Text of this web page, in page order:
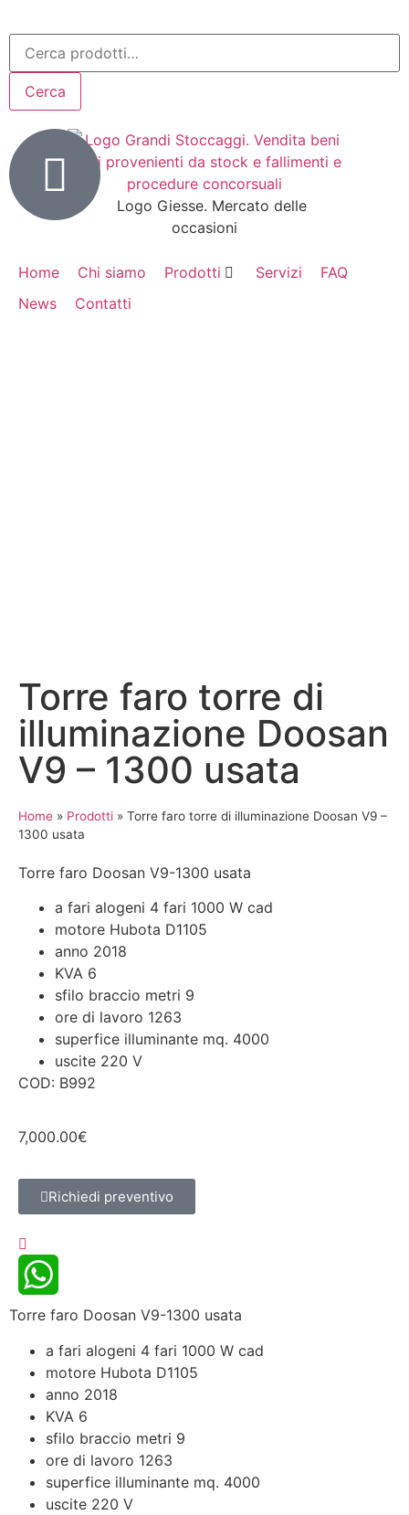
Cerca
Home Chi siamo Prodotti Servizi
FAQ
News
Contatti
Torre faro torre di
illuminazione Doosan
V9 – 1300 usata
Home » Prodotti » Torre faro torre di illuminazione Doosan V9 –
1300 usata
Torre faro Doosan V9-1300 usata
a fari alogeni 4 fari 1000 W cad
motore Hubota D1105
anno 2018
KVA 6
sfilo braccio metri 9
ore di lavoro 1263
superfice illuminante mq. 4000
uscite 220 V
COD: B992
7,000.00€
Richiedi preventivo
WhatsApp
Torre faro Doosan V9-1300 usata
a fari alogeni 4 fari 1000 W cad
motore Hubota D1105
anno 2018
KVA 6
sfilo braccio metri 9
ore di lavoro 1263
superfice illuminante mq. 4000
uscite 220 V